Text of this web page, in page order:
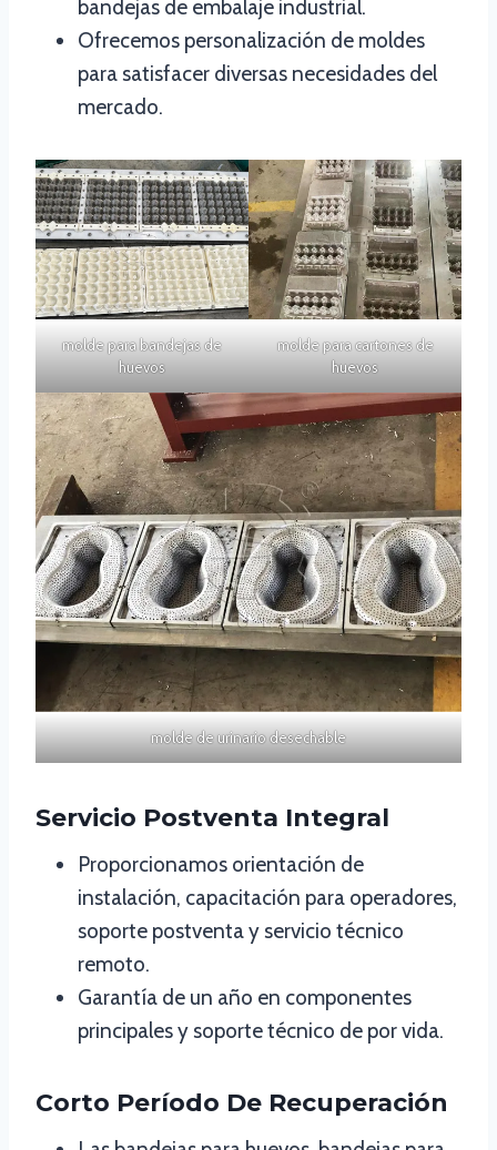
bandejas de embalaje industrial.
Ofrecemos personalización de moldes
para satisfacer diversas necesidades del
mercado.
molde para bandejas de
huevos
molde para cartones de
huevos
molde de urinario desechable
Servicio Postventa Integral
Proporcionamos orientación de
instalación, capacitación para operadores,
soporte postventa y servicio técnico
remoto.
Garantía de un año en componentes
principales y soporte técnico de por vida.
Corto Período De Recuperación